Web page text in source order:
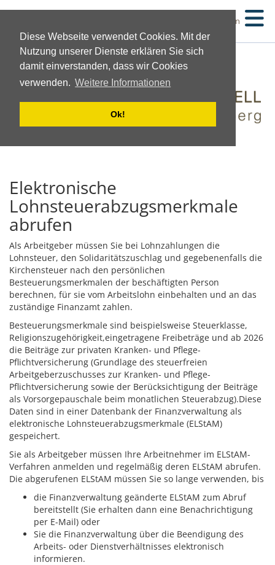
Diese Webseite verwendet Cookies. Mit der
Nutzung unserer Dienste erklären Sie sich
damit einverstanden, dass wir Cookies
verwenden. Weitere Informationen
Ok!
Suchen
Elektronische
Lohnsteuerabzugsmerkmale
abrufen
Als Arbeitgeber müssen Sie bei Lohnzahlungen die
Lohnsteuer, den Solidaritätszuschlag und gegebenenfalls die
Kirchensteuer nach den persönlichen
Besteuerungsmerkmalen der beschäftigten Person
berechnen, für sie vom Arbeitslohn einbehalten und an das
zuständige Finanzamt zahlen.
Besteuerungsmerkmale sind beispielsweise Steuerklasse,
Religionszugehörigkeit,eingetragene Freibeträge und ab 2026
die Beiträge zur privaten Kranken- und Pflege-
Pflichtversicherung (Grundlage des steuerfreien
Arbeitgeberzuschusses zur Kranken- und Pflege-
Pflichtversicherung sowie der Berücksichtigung der Beiträge
als Vorsorgepauschale beim monatlichen Steuerabzug).Diese
Daten sind in einer Datenbank der Finanzverwaltung als
elektronische Lohnsteuerabzugsmerkmale (ELStAM)
gespeichert.
Sie als Arbeitgeber müssen Ihre Arbeitnehmer im ELStAM-
Verfahren anmelden und regelmäßig deren ELStAM abrufen.
Die abgerufenen ELStAM müssen Sie so lange verwenden, bis
die Finanzverwaltung geänderte ELStAM zum Abruf
bereitstellt (Sie erhalten dann eine Benachrichtigung
per E-Mail) oder
Sie die Finanzverwaltung über die Beendigung des
Arbeits- oder Dienstverhältnisses elektronisch
informieren.